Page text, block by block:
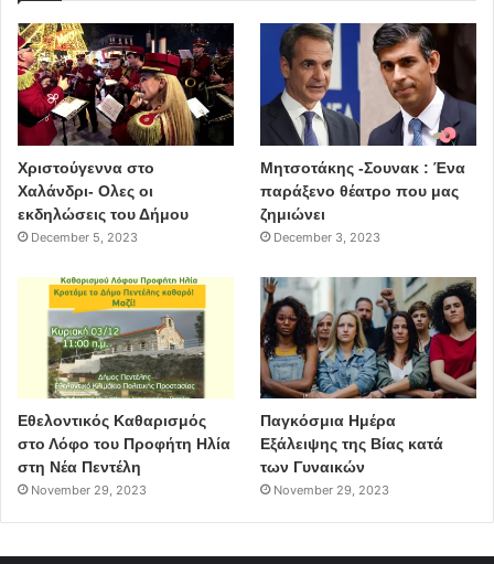
Χριστούγεννα στο
Χαλάνδρι- Ολες οι
εκδηλώσεις του Δήμου
December 5, 2023
Μητσοτάκης -Σουνακ : Ένα
παράξενο θέατρο που μας
ζημιώνει
December 3, 2023
Εθελοντικός Καθαρισμός
στο Λόφο του Προφήτη Ηλία
στη Νέα Πεντέλη
November 29, 2023
Παγκόσμια Ημέρα
Εξάλειψης της Βίας κατά
των Γυναικών
November 29, 2023